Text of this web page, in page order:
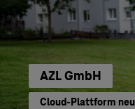
AZL GmbH
Cloud-Plattform